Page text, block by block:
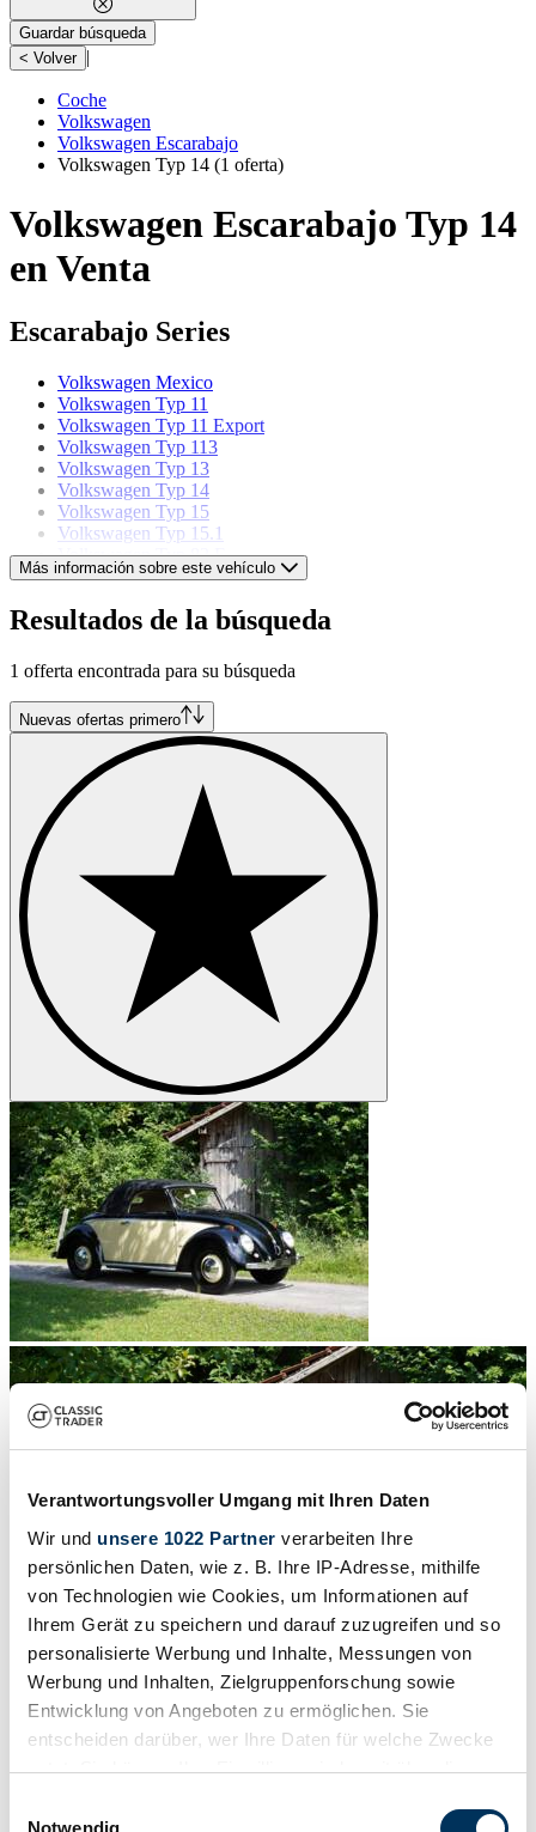
Verantwortungsvoller Umgang mit Ihren Daten
Wir und unsere 1022 Partner verarbeiten Ihre
persönlichen Daten, wie z. B. Ihre IP-Adresse, mithilfe
von Technologien wie Cookies, um Informationen auf
Ihrem Gerät zu speichern und darauf zuzugreifen und so
personalisierte Werbung und Inhalte, Messungen von
Werbung und Inhalten, Zielgruppenforschung sowie
Entwicklung von Angeboten zu ermöglichen. Sie
entscheiden darüber, wer Ihre Daten für welche Zwecke
nutzt. Sie können Ihre Einwilligung jederzeit über die
Trigger Symbol ändern oder widerrufen
Notwendig
Guardar búsqueda
< Volver |
Coche
Volkswagen
Volkswagen Escarabajo
Volkswagen Typ 14 (1 oferta)
Volkswagen Escarabajo Typ 14
en Venta
Escarabajo Series
Volkswagen Mexico
Volkswagen Typ 11
Volkswagen Typ 11 Export
Volkswagen Typ 113
Volkswagen Typ 13
Volkswagen Typ 14
Volkswagen Typ 15
Volkswagen Typ 15.1
Volkswagen Typ 82 E
Volkswagen models
Volkswagen Buggy
Volkswagen Corrado
Volkswagen Golf
Volkswagen Jetta
Volkswagen Karmann Ghia
Volkswagen Kübel
Volkswagen New Beetle
Volkswagen Passat
Volkswagen Polo
Volkswagen Transporter
Volkswagen Type 3
Más información sobre este vehículo
Resultados de la búsqueda
1 offerta encontrada para su búsqueda
Nuevas ofertas primero
/13